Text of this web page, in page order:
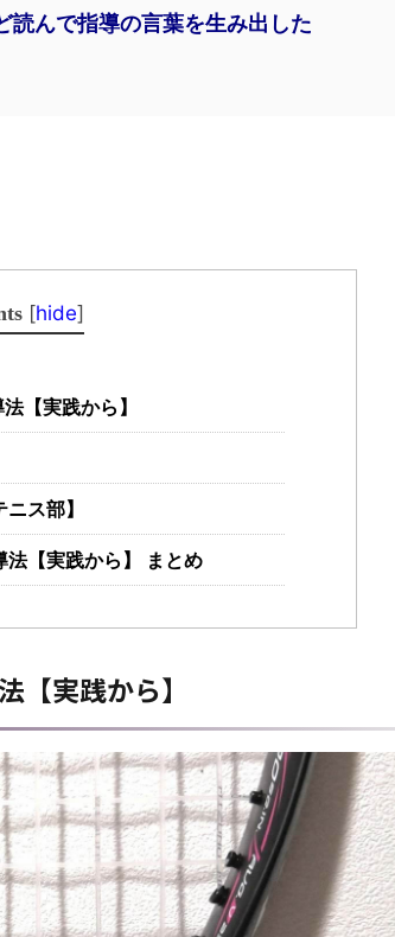
読んで指導の言葉を生み出した
[hide]
【実践から】
ス部】
法【実践から】 まとめ
【実践から】